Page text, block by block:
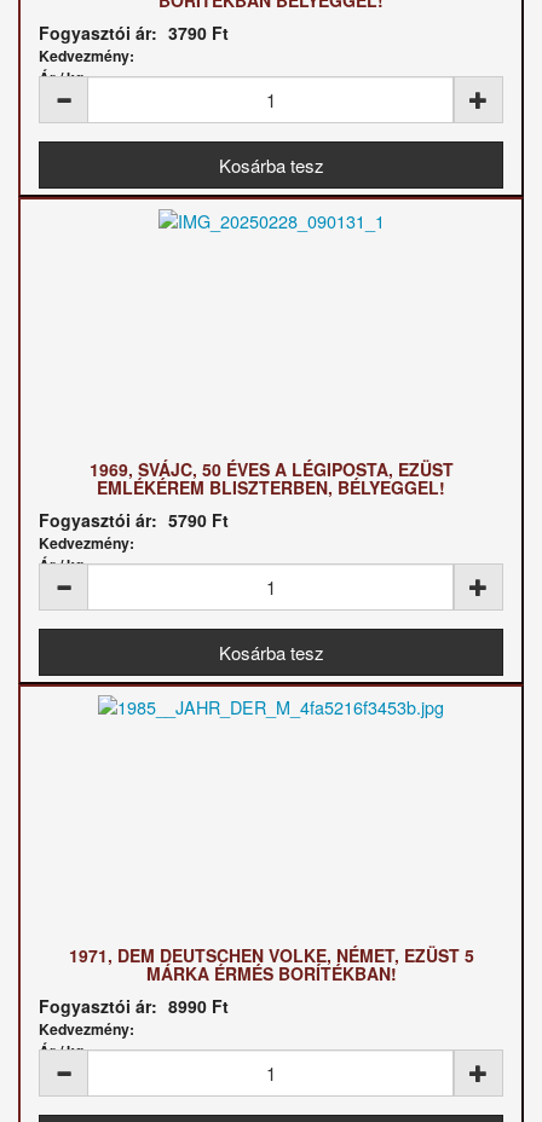
Fogyasztói ár: 3790 Ft
Kedvezmény:
Ár / kg:
1969, SVÁJC, 50 ÉVES A LÉGIPOSTA, EZÜST
EMLÉKÉREM BLISZTERBEN, BÉLYEGGEL!
Fogyasztói ár: 5790 Ft
Kedvezmény:
Ár / kg:
1971, DEM DEUTSCHEN VOLKE, NÉMET, EZÜST 5
MÁRKA ÉRMÉS BORÍTÉKBAN!
Fogyasztói ár: 8990 Ft
Kedvezmény:
Ár / kg: